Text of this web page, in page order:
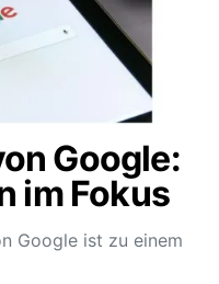
Google:
im Fokus
Google ist zu einem